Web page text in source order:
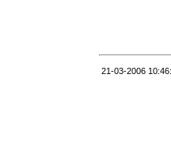
21-03-2006